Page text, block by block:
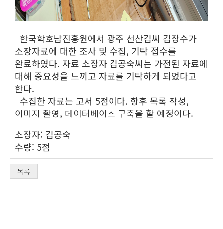
한국학호남진흥원에서 광주 선산김씨 김장수가
소장자료에 대한 조사 및 수집, 기탁 접수를
완료하였다. 자료 소장자 김공숙씨는 가전된 자료에
대해 중요성을 느끼고 자료를 기탁하게 되었다고
한다.
수집한 자료는 고서 5점이다. 향후 목록 작성,
이미지 촬영, 데이터베이스 구축을 할 예정이다.
소장자: 김공숙
수량: 5점
목록